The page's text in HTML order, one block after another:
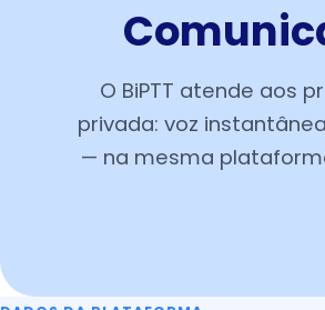
O BiPTT atende aos
privada: voz
— na mesma